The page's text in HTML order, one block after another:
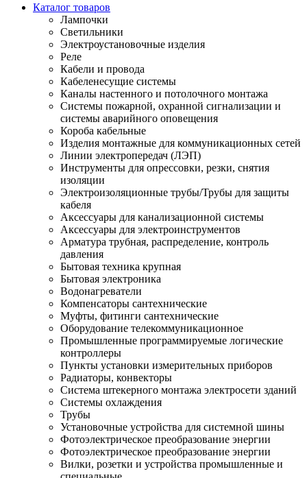
Каталог товаров
Лампочки
Светильники
Электроустановочные изделия
Реле
Кабели и провода
Кабеленесущие системы
Каналы настенного и потолочного монтажа
Системы пожарной, охранной сигнализации и
системы аварийного оповещения
Короба кабельные
Изделия монтажные для коммуникационных сетей
Линии электропередач (ЛЭП)
Инструменты для опрессовки, резки, снятия
изоляции
Электроизоляционные трубы/Трубы для защиты
кабеля
Аксессуары для канализационной системы
Аксессуары для электроинструментов
Арматура трубная, распределение, контроль
давления
Бытовая техника крупная
Бытовая электроника
Водонагреватели
Компенсаторы сантехнические
Муфты, фитинги сантехнические
Оборудование телекоммуникационное
Промышленные программируемые логические
контроллеры
Пункты установки измерительных приборов
Радиаторы, конвекторы
Система штекерного монтажа электросети зданий
Системы охлаждения
Трубы
Установочные устройства для системной шины
Фотоэлектрическое преобразование энергии
Фотоэлектрическое преобразование энергии
Вилки, розетки и устройства промышленные и